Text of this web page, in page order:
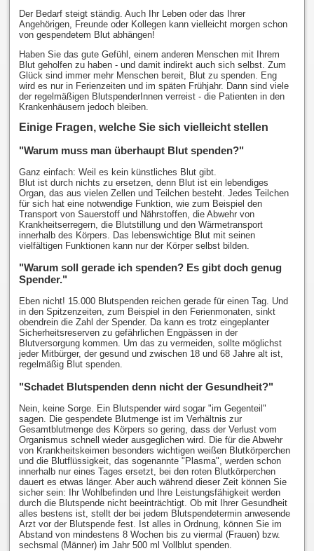
Der Bedarf steigt ständig. Auch Ihr Leben oder das Ihrer
Angehörigen, Freunde oder Kollegen kann vielleicht morgen schon
von gespendetem Blut abhängen!
Haben Sie das gute Gefühl, einem anderen Menschen mit Ihrem
Blut geholfen zu haben - und damit indirekt auch sich selbst. Zum
Glück sind immer mehr Menschen bereit, Blut zu spenden. Eng
wird es nur in Ferienzeiten und im späten Frühjahr. Dann sind viele
der regelmäßigen BlutspenderInnen verreist - die Patienten in den
Krankenhäusern jedoch bleiben.
Einige Fragen, welche Sie sich vielleicht stellen
"Warum muss man überhaupt Blut spenden?"
Ganz einfach: Weil es kein künstliches Blut gibt.
Blut ist durch nichts zu ersetzen, denn Blut ist ein lebendiges
Organ, das aus vielen Zellen und Teilchen besteht. Jedes Teilchen
für sich hat eine notwendige Funktion, wie zum Beispiel den
Transport von Sauerstoff und Nährstoffen, die Abwehr von
Krankheitserregern, die Blutstillung und den Wärmetransport
innerhalb des Körpers. Das lebenswichtige Blut mit seinen
vielfältigen Funktionen kann nur der Körper selbst bilden.
"Warum soll gerade ich spenden? Es gibt doch genug
Spender."
Eben nicht! 15.000 Blutspenden reichen gerade für einen Tag. Und
in den Spitzenzeiten, zum Beispiel in den Ferienmonaten, sinkt
obendrein die Zahl der Spender. Da kann es trotz eingeplanter
Sicherheitsreserven zu gefährlichen Engpässen in der
Blutversorgung kommen. Um das zu vermeiden, sollte möglichst
jeder Mitbürger, der gesund und zwischen 18 und 68 Jahre alt ist,
regelmäßig Blut spenden.
"Schadet Blutspenden denn nicht der Gesundheit?"
Nein, keine Sorge. Ein Blutspender wird sogar "im Gegenteil"
sagen. Die gespendete Blutmenge ist im Verhältnis zur
Gesamtblutmenge des Körpers so gering, dass der Verlust vom
Organismus schnell wieder ausgeglichen wird. Die für die Abwehr
von Krankheitskeimen besonders wichtigen weißen Blutkörperchen
und die Blutflüssigkeit, das sogenannte "Plasma", werden schon
innerhalb nur eines Tages ersetzt, bei den roten Blutkörperchen
dauert es etwas länger. Aber auch während dieser Zeit können Sie
sicher sein: Ihr Wohlbefinden und Ihre Leistungsfähigkeit werden
durch die Blutspende nicht beeinträchtigt. Ob mit Ihrer Gesundheit
alles bestens ist, stellt der bei jedem Blutspendetermin anwesende
Arzt vor der Blutspende fest. Ist alles in Ordnung, können Sie im
Abstand von mindestens 8 Wochen bis zu viermal (Frauen) bzw.
sechsmal (Männer) im Jahr 500 ml Vollblut spenden.